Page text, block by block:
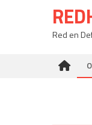
Red en